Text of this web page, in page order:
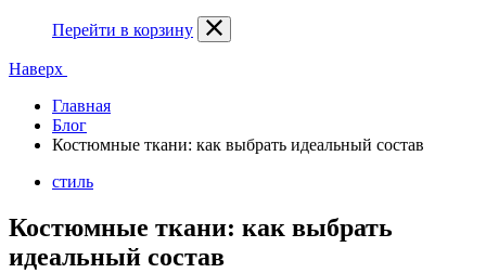
Перейти в корзину
Наверх
Главная
Блог
Костюмные ткани: как выбрать идеальный состав
стиль
Костюмные ткани: как выбрать
идеальный состав